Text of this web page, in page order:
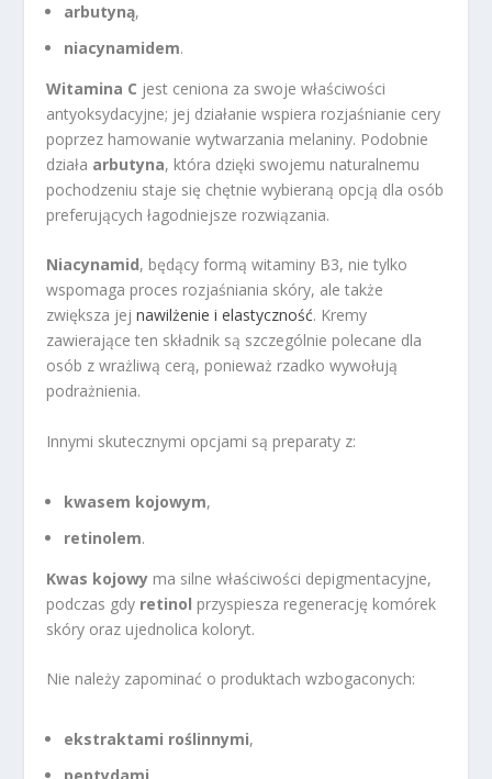
arbutyną,
niacynamidem.
Witamina C jest ceniona za swoje właściwości
antyoksydacyjne; jej działanie wspiera rozjaśnianie cery
poprzez hamowanie wytwarzania melaniny. Podobnie
działa arbutyna, która dzięki swojemu naturalnemu
pochodzeniu staje się chętnie wybieraną opcją dla osób
preferujących łagodniejsze rozwiązania.
Niacynamid, będący formą witaminy B3, nie tylko
wspomaga proces rozjaśniania skóry, ale także
zwiększa jejnawilżenie i elastyczność. Kremy
zawierające ten składnik są szczególnie polecane dla
osób z wrażliwą cerą, ponieważ rzadko wywołują
podrażnienia.
Innymi skutecznymi opcjami są preparaty z:
kwasem kojowym,
retinolem.
Kwas kojowy ma silne właściwości depigmentacyjne,
podczas gdy retinol przyspiesza regenerację komórek
skóry oraz ujednolica koloryt.
Nie należy zapominać o produktach wzbogaconych:
ekstraktami roślinnymi,